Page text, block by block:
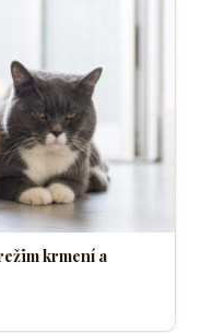
krmení a